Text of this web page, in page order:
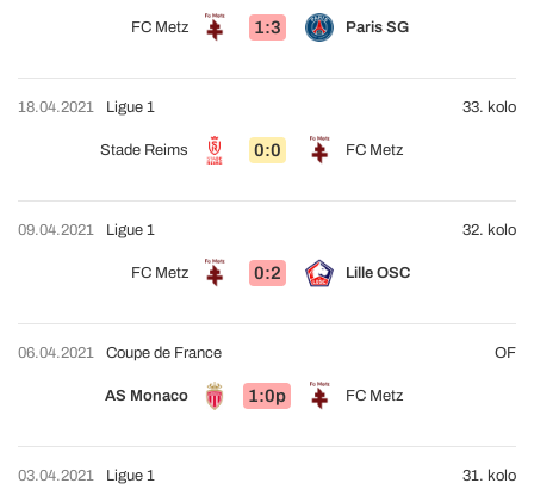
FC Metz 1:3 Paris SG
18.04.2021
Stade Reims 0:0 FC Metz
Ligue 1 33. kolo
09.04.2021
FC Metz 0:2 Lille OSC
Ligue 1 32. kolo
06.04.2021
AS Monaco 1:0p FC Metz
Coupe de France OF
03.04.2021 Ligue 1 31. kolo